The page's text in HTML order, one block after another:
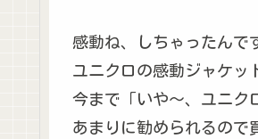
感動ね、しちゃったんで
ユニクロの感動ジャケッ
今まで「いや～、ユニク
あまりに勧められるので